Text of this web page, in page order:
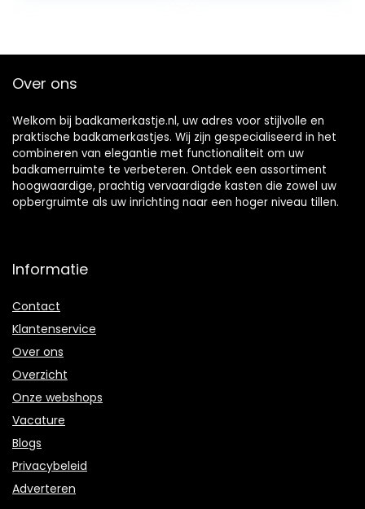
Over ons
Welkom bij badkamerkastje.nl, uw adres voor stijlvolle en
praktische badkamerkastjes. Wij zijn gespecialiseerd in het
combineren van elegantie met functionaliteit om uw
badkamerruimte te verbeteren. Ontdek een assortiment
hoogwaardige, prachtig vervaardigde kasten die zowel uw
opbergruimte als uw inrichting naar een hoger niveau tillen.
Informatie
Contact
Klantenservice
Over ons
Overzicht
Onze webshops
Vacature
Blogs
Privacybeleid
Adverteren